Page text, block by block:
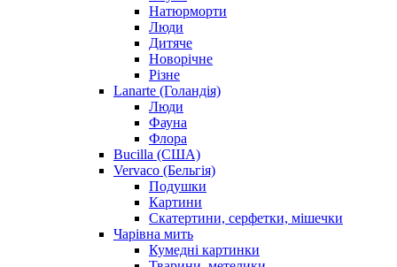
Натюрморти
Люди
Дитяче
Новорічне
Різне
Lanarte (Голандія)
Люди
Фауна
Флора
Bucilla (США)
Vervaco (Бельгія)
Подушки
Картини
Скатертини, серфетки, мішечки
Чарiвна мить
Кумедні картинки